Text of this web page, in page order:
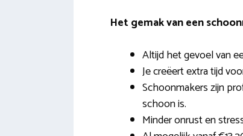
Het gemak van een
Altijd het gevoel van
Je creëert extra tijd
Schoonmakers zijn
schoon is.
Minder onrust en